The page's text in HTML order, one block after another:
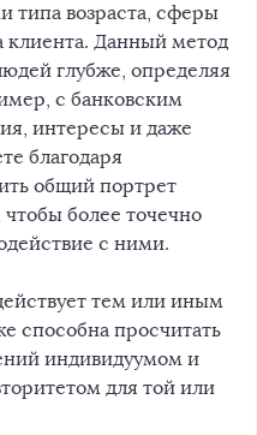
типа возраста, сферы
клиента. Данный метод
глубже, определяя
с банковским
интересы и даже
благодаря
общий портрет
более точечно
с ними.
тем или иным
способна просчитать
индивидуумом и
для той или